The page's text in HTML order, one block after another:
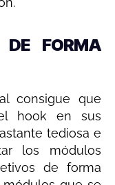
DE FORMA
consigue que
hook en sus
tediosa e
los módulos
de forma